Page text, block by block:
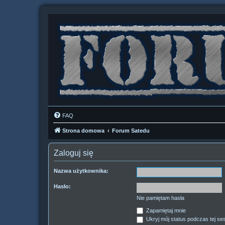
FAQ
Strona domowa Forum Satedu
Zaloguj się
Nazwa użytkownika:
Hasło:
Nie pamiętam hasła
Zapamiętaj mnie
Ukryj mój status podczas tej